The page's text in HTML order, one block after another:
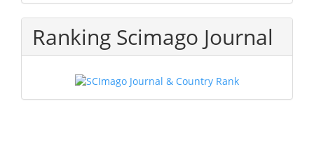
Ranking Scimago Journal